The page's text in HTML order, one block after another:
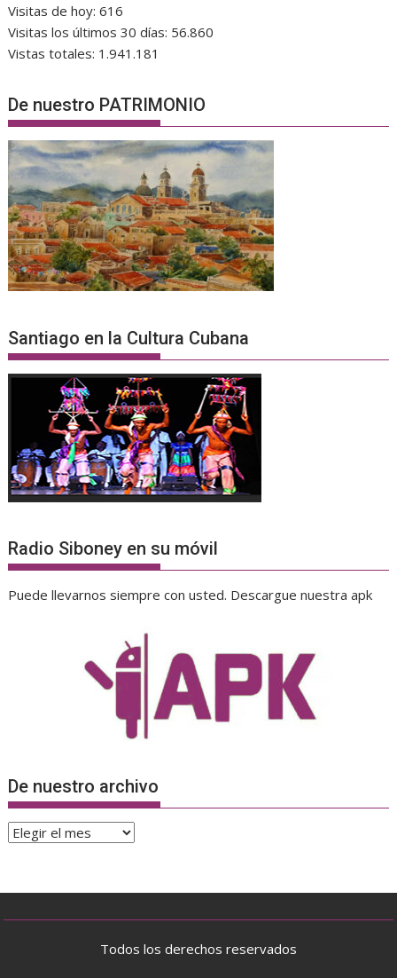
Visitas de hoy:616
Visitas los últimos 30 días: 56.860
Vistas totales: 1.941.181
De nuestro PATRIMONIO
Santiago en la Cultura Cubana
Radio Siboney en su móvil
Puede llevarnos siempre con usted. Descargue nuestra apk
De nuestro archivo
De
Todos los derechos reservados